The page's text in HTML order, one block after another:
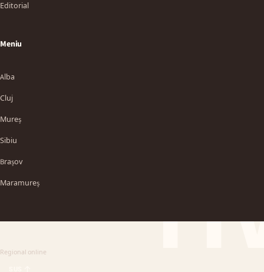
Editorial
Meniu
Alba
Cluj
Mureș
Sibiu
Brașov
Maramureș
Regional online